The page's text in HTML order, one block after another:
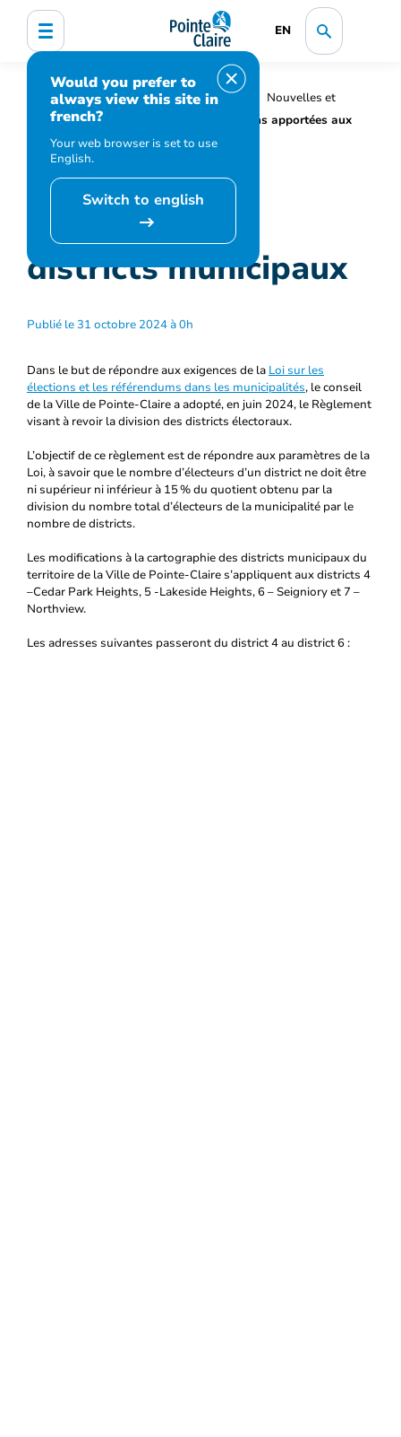
EN
Would you prefer to
always view this site in
french?
Your web browser is set to use
English.
Switch to english
Accueil Organisation municipale
Nouvelles et
médias
Actualités
Modifications apportées aux
districts municipaux
Modifications
apportées aux
districts municipaux
Publié le 31 octobre 2024 à 0h
Dans le but de répondre aux exigences de la Loi sur les
élections et les référendums dans les municipalités, le conseil
de la Ville de Pointe-Claire a adopté, en juin 2024, le Règlement
visant à revoir la division des districts électoraux.
L’objectif de ce règlement est de répondre aux paramètres de la
Loi, à savoir que le nombre d’électeurs d’un district ne doit être
ni supérieur ni inférieur à 15 % du quotient obtenu par la
division du nombre total d’électeurs de la municipalité par le
nombre de districts.
Les modifications à la cartographie des districts municipaux du
territoire de la Ville de Pointe-Claire s’appliquent aux districts 4
–Cedar Park Heights, 5 -Lakeside Heights, 6 – Seigniory et 7 –
Northview.
Les adresses suivantes passeront du district 4 au district 6 :